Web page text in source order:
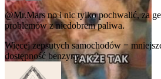
@Mr.Marsno i nic tylko pochwalić, za
problemów z niedobrem paliwa.
Więcej zepsutych samochodów =
dostępność benzyny.